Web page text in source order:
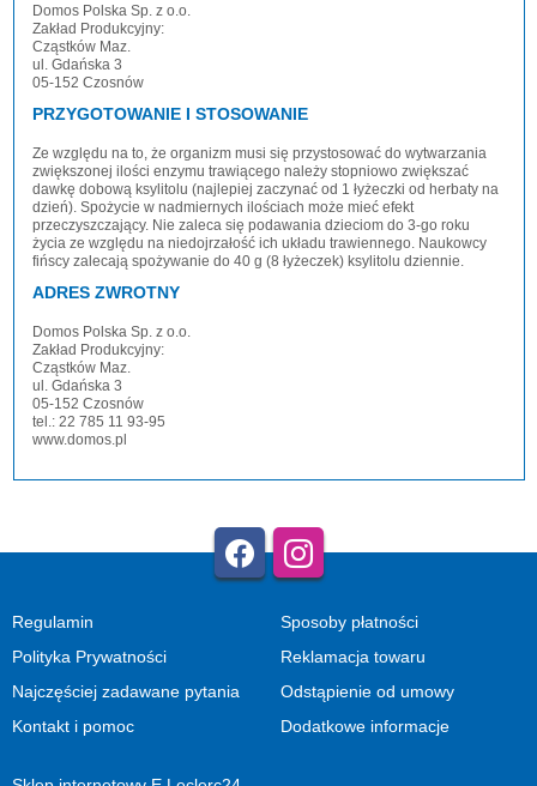
Domos Polska Sp. z o.o.
Zakład Produkcyjny:
Cząstków Maz.
ul. Gdańska 3
05-152 Czosnów
PRZYGOTOWANIE I STOSOWANIE
Ze względu na to, że organizm musi się przystosować do wytwarzania
zwiększonej ilości enzymu trawiącego należy stopniowo zwiększać
dawkę dobową ksylitolu (najlepiej zaczynać od 1 łyżeczki od herbaty na
dzień). Spożycie w nadmiernych ilościach może mieć efekt
przeczyszczający. Nie zaleca się podawania dzieciom do 3-go roku
życia ze względu na niedojrzałość ich układu trawiennego. Naukowcy
fińscy zalecają spożywanie do 40 g (8 łyżeczek) ksylitolu dziennie.
ADRES ZWROTNY
Domos Polska Sp. z o.o.
Zakład Produkcyjny:
Cząstków Maz.
ul. Gdańska 3
05-152 Czosnów
tel.: 22 785 11 93-95
www.domos.pl
Regulamin
Polityka Prywatności
Najczęściej zadawane pytania
Kontakt i pomoc
Sposoby płatności
Reklamacja towaru
Odstąpienie od umowy
Dodatkowe informacje